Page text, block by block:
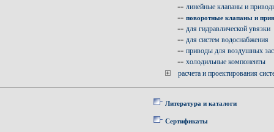
-- линейные клапаны и
-- поворотные клапаны и
-- для гидравлической увязки
-- для систем водоснабжения
-- приводы для воздушных
-- холодильные компоненты
расчета и проектирования
Литература и каталоги
Сертификаты